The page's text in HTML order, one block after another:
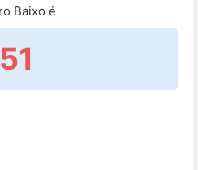
Baixo é
51